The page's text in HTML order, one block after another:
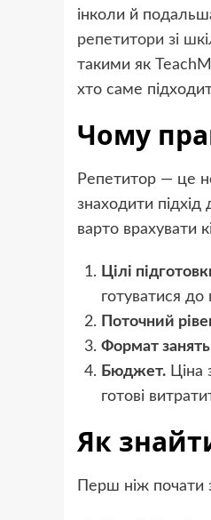
інколи й
репетитори зі
такими як
хто саме
Чому
Репетитор — це
знаходити
варто врахувати
Цілі
готуватися до
Поточний
Формат
Бюджет. Ціна
готові
Як
Перш ніж почати